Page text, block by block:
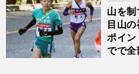
山を
目山
ポイン
でで全